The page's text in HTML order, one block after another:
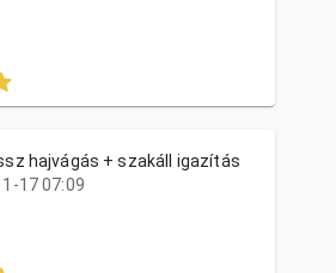
hajvágás + szakáll igazítás
17 07:09